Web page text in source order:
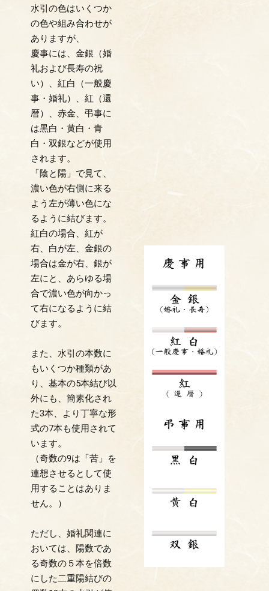
水引の色はいくつか
の色や組み合わせが
ありますが、
慶事には、金銀（婚
礼および長寿の祝
い）、紅白（一般慶
事・婚礼）、紅（還
暦）、赤金、弔事に
は黒白・黄白・青
白・双銀などが使用
されます。
「陰と陽」で見て、
濃い色が右側に来る
よう左が薄い色にな
るように結びます。
紅白の場合、紅が
右、白が左、金銀の
場合は金が右、銀が
左にと、あらゆる場
合で濃い色が向かっ
て右になるように結
びます。
また、水引の本数に
もいくつか種類があ
り、基本の5本結び以
外にも、簡素化され
た3本、より丁寧な形
式の7本も使用されて
います。
（奇数の9は「苦」を
連想させるとして使
用することはありま
せん。）
ただし、婚礼関連に
おいては、陽数であ
る奇数の５本を倍数
にした二重陽結びの